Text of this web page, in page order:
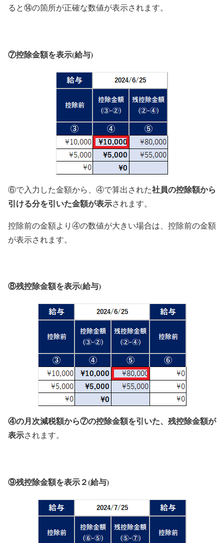
ると⑭の箇所が正確な数値が表示されます。
⑦控除金額を表示(給与)
⑥で入力した金額から、④で算出された社員の控除額から
引ける分を引いた金額が表示されます。
控除前の金額より④の数値が大きい場合は、控除前の金額
が表示されます。
⑧残控除金額を表示(給与)
④の月次減税額から⑦の控除金額を引いた、残控除金額が
表示されます。
⑨残控除金額を表示２(給与)